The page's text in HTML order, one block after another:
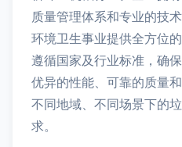
质量管理体系和专业的技
环境卫生事业提供全方位
遵循国家及行业标准，确
优异的性能、可靠的质量
不同地域、不同场景下的
求。